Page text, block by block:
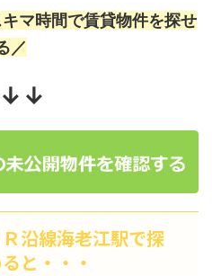
マ時間で賃貸物件を探せ
／
沿線海老江駅で探
と・・・